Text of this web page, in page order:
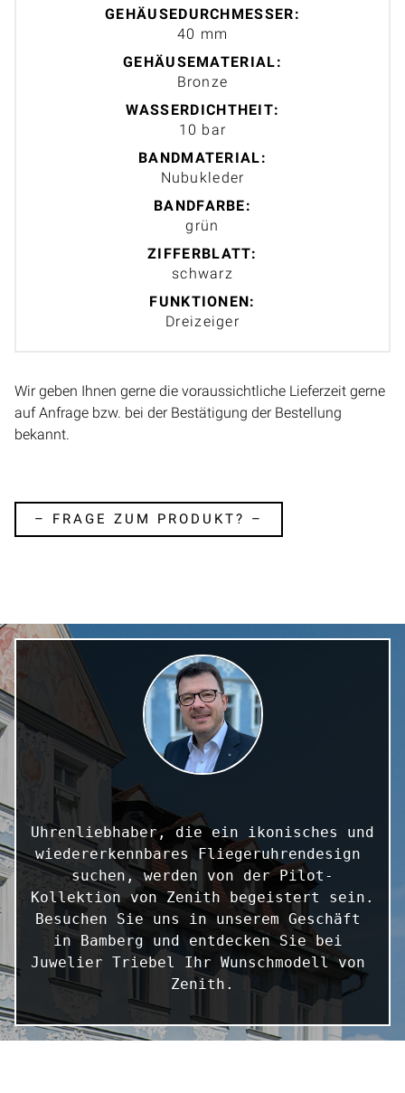
GEHÄUSEDURCHMESSER:
40 mm
GEHÄUSEMATERIAL:
Bronze
WASSERDICHTHEIT:
10 bar
BANDMATERIAL:
Nubukleder
BANDFARBE:
grün
ZIFFERBLATT:
schwarz
FUNKTIONEN:
Dreizeiger
Wir geben Ihnen gerne die voraussichtliche Lieferzeit gerne
auf Anfrage bzw. bei der Bestätigung der Bestellung
bekannt.
– FRAGE ZUM PRODUKT? –
Uhrenliebhaber, die ein ikonisches und
wiedererkennbares Fliegeruhrendesign
suchen, werden von der Pilot-
Kollektion von Zenith begeistert sein.
Besuchen Sie uns in unserem Geschäft
in Bamberg und entdecken Sie bei
Juwelier Triebel Ihr Wunschmodell von
Zenith.